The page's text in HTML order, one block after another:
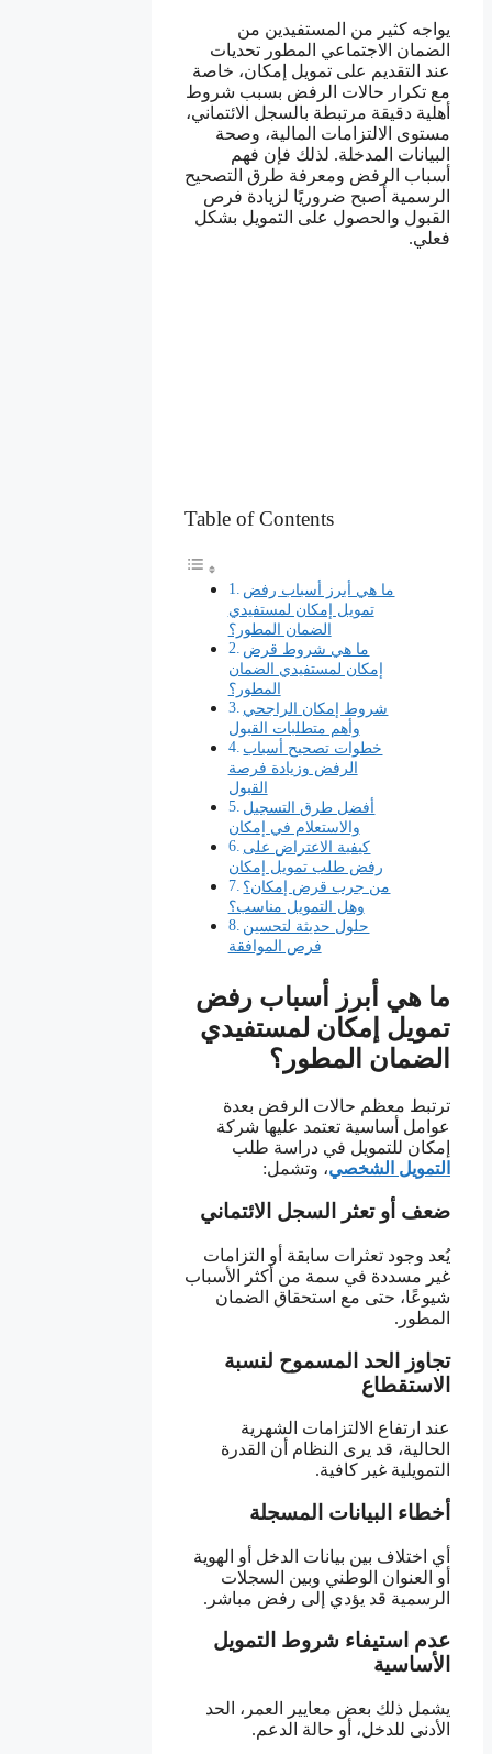
يواجه كثير من المستفيدين من
الضمان الاجتماعي المطور تحديات
عند التقديم على تمويل إمكان، خاصة
مع تكرار حالات الرفض بسبب شروط
أهلية دقيقة مرتبطة بالسجل الائتماني،
مستوى الالتزامات المالية، وصحة
البيانات المدخلة. لذلك فإن فهم
أسباب الرفض ومعرفة طرق التصحيح
الرسمية أصبح ضروريًا لزيادة فرص
القبول والحصول على التمويل بشكل
فعلي.
Table of Contents
ما هي أبرز أسباب رفض
تمويل إمكان لمستفيدي
الضمان المطور؟
ما هي شروط قرض
إمكان لمستفيدي الضمان
المطور؟
شروط إمكان الراجحي
وأهم متطلبات القبول
خطوات تصحيح أسباب
الرفض وزيادة فرصة
القبول
أفضل طرق التسجيل
والاستعلام في إمكان
كيفية الاعتراض على
رفض طلب تمويل إمكان
من جرب قرض إمكان؟
وهل التمويل مناسب؟
حلول حديثة لتحسين
فرص الموافقة
ما هي أبرز أسباب رفض
تمويل إمكان لمستفيدي
الضمان المطور؟
ترتبط معظم حالات الرفض بعدة
عوامل أساسية تعتمد عليها شركة
إمكان للتمويل في دراسة طلب
التمويل الشخصي، وتشمل:
ضعف أو تعثر السجل الائتماني
يُعد وجود تعثرات سابقة أو التزامات
غير مسددة في سمة من أكثر الأسباب
شيوعًا، حتى مع استحقاق الضمان
المطور.
تجاوز الحد المسموح لنسبة
الاستقطاع
عند ارتفاع الالتزامات الشهرية
الحالية، قد يرى النظام أن القدرة
التمويلية غير كافية.
أخطاء البيانات المسجلة
أي اختلاف بين بيانات الدخل أو الهوية
أو العنوان الوطني وبين السجلات
الرسمية قد يؤدي إلى رفض مباشر.
عدم استيفاء شروط التمويل
الأساسية
يشمل ذلك بعض معايير العمر، الحد
الأدنى للدخل، أو حالة الدعم.